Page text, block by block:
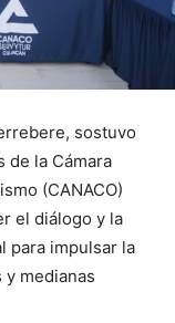
sostuvo
de la Cámara
(CANACO)
el diálogo y la
para impulsar la
medianas